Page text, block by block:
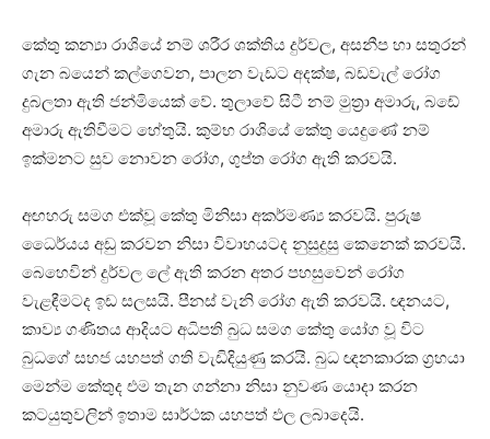
කේතු කන්‍යා රාශියේ නම් ශරීර ශක්‌තිය දුර්වල, අසනීප හා සතුරන්
ගැන බයෙන් කල්ගෙවන, පාලන වැඩට අදක්‌ෂ, බඩවැල් රෝග
දුබලතා ඇති ජන්මියෙක්‌ වේ. තුලාවේ සිටී නම් මුත්‍රා අමාරු, බඩේ
අමාරු ඇතිවීමට හේතුයි. කුම්භ රාශියේ කේතු යෙදුණේ නම්
ඉක්‌මනට සුව නොවන රෝග, ගුප්ත රෝග ඇති කරවයි.
අඟහරු සමග එක්‌වූ කේතු මිනිසා අකර්මණ්‍ය කරවයි. පුරුෂ
ධෛර්යය අඩු කරවන නිසා විවාහයටද නුසුදුසු කෙනෙක්‌ කරවයි.
බෙහෙවින් දුර්වල ලේ ඇති කරන අතර පහසුවෙන් රෝග
වැළඳීමටද ඉඩ සලසයි. පීනස්‌ වැනි රෝග ඇති කරවයි. ඥනයට,
කාව්‍ය ගණිතය ආදියට අධිපති බුධ සමග කේතු යෝග වූ විට
බුධගේ සහජ යහපත් ගති වැඩිදියුණු කරයි. බුධ ඥනකාරක ග්‍රහයා
මෙන්ම කේතුද එම තැන ගන්නා නිසා නුවණ යොදා කරන
කටයුතුවලින් ඉතාම සාර්ථක යහපත් ඵල ලබාදෙයි.